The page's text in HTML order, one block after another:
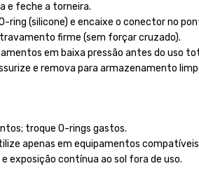
e feche a torneira.
ring (silicone) e encaixe o conector no
firme (sem forçar cruzado).
em baixa pressão antes do uso
e remova para armazenamento
troque O-rings gastos.
apenas em equipamentos
exposição contínua ao sol fora de uso.